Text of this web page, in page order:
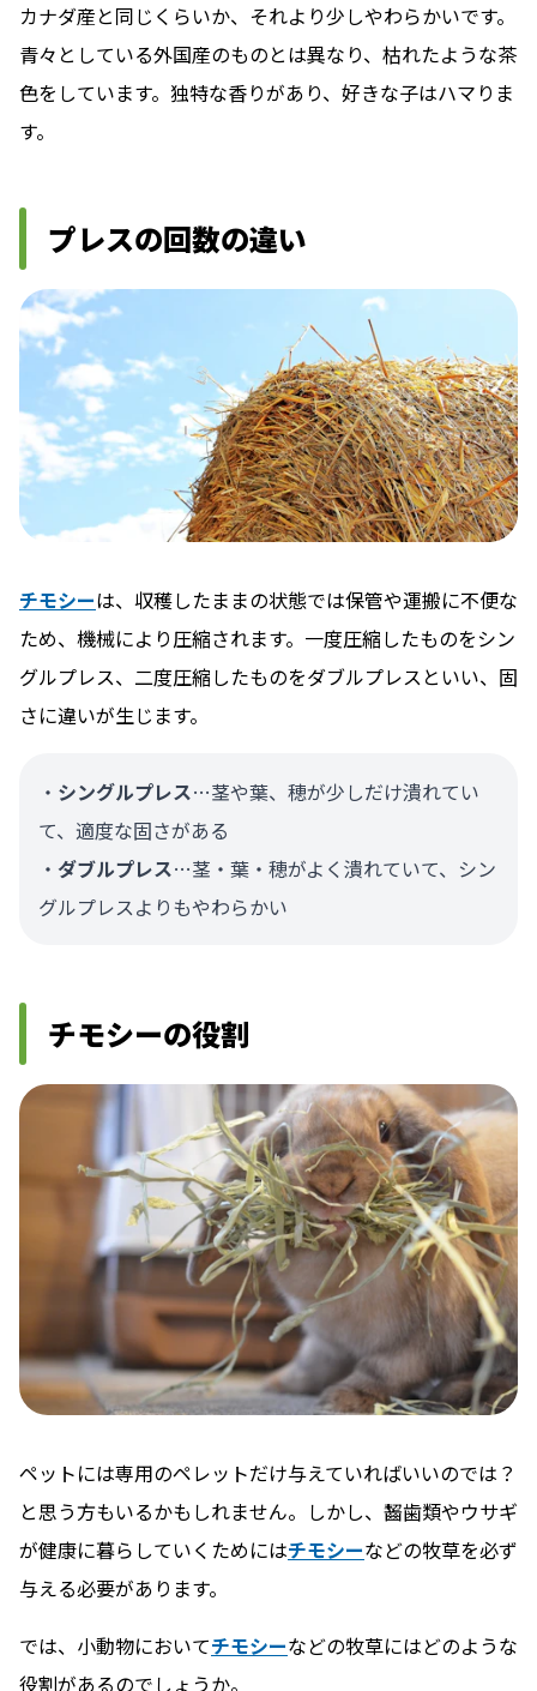
カナダ産と同じくらいか、それより少しやわらかいです。
青々としている外国産のものとは異なり、枯れたような茶
色をしています。独特な香りがあり、好きな子はハマりま
す。
プレスの回数の違い
チモシーは、収穫したままの状態では保管や運搬に不便な
ため、機械により圧縮されます。一度圧縮したものをシン
グルプレス、二度圧縮したものをダブルプレスといい、固
さに違いが生じます。
・ シングルプレス…茎や葉、穂が少しだけ潰れてい
て、適度な固さがある
・ ダブルプレス…茎・葉・穂がよく潰れていて、シン
グルプレスよりもやわらかい
チモシーの役割
ペットには専用のペレットだけ与えていればいいのでは？
と思う方もいるかもしれません。しかし、齧歯類やウサギ
が健康に暮らしていくためにはチモシーなどの牧草を必ず
与える必要があります。
では、小動物においてチモシーなどの牧草にはどのような
役割があるのでしょうか。